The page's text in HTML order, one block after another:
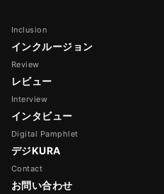
Inclusion
インクルージョン
Review
レビュー
Interview
インタビュー
Digital Pamphlet
デジKURA
Contact
お問い合わせ